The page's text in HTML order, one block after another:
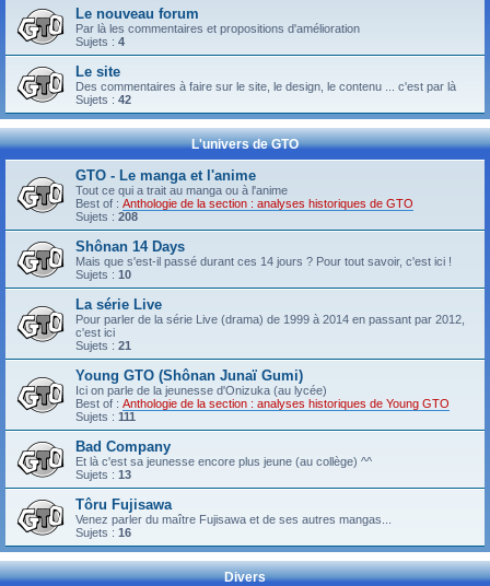
Le nouveau forum
Par là les commentaires et propositions d'amélioration
Sujets : 4
Le site
Des commentaires à faire sur le site, le design, le contenu ... c'est par là
Sujets : 42
L'univers de GTO
GTO - Le manga et l'anime
Tout ce qui a trait au manga ou à l'anime
Best of : Anthologie de la section : analyses historiques de GTO
Sujets : 208
Shônan 14 Days
Mais que s'est-il passé durant ces 14 jours ? Pour tout savoir, c'est ici !
Sujets : 10
La série Live
Pour parler de la série Live (drama) de 1999 à 2014 en passant par 2012,
c'est ici
Sujets : 21
Young GTO (Shônan Junaï Gumi)
Ici on parle de la jeunesse d'Onizuka (au lycée)
Best of : Anthologie de la section : analyses historiques de Young GTO
Sujets : 111
Bad Company
Et là c'est sa jeunesse encore plus jeune (au collège) ^^
Sujets : 13
Tôru Fujisawa
Venez parler du maître Fujisawa et de ses autres mangas...
Sujets : 16
Divers